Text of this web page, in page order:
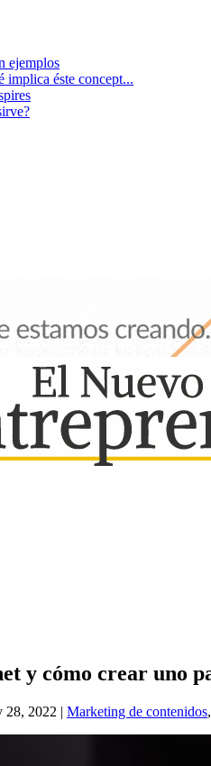
ejemplos
implica éste concept...
y cómo crear uno
28, 2022 | Marketing de contenidos,